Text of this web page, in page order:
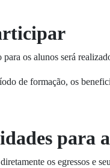
para os alunos será
de formação, os
para
os egressos e